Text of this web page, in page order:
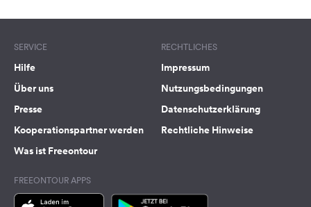
SERVICE
Hilfe
Über uns
Presse
Kooperationspartner werden
Was ist Freeontour
RECHTLICHES
Impressum
Nutzungsbedingungen
Datenschutzerklärung
Rechtliche Hinweise
FREEONTOUR APPS